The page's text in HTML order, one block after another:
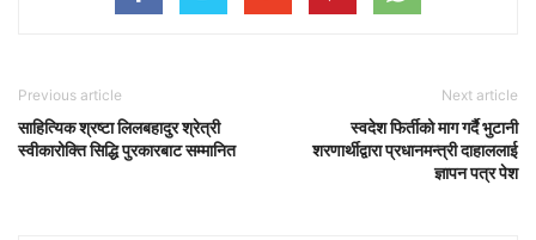
Previous article
साहित्यिक श्रष्टा लिलबहादुर श्रेत्री
स्वीकारोक्ति सिद्धि पुरकारबाट सम्मानित
Next article
स्वदेश फिर्तीको माग गर्दै भुटानी
शरणार्थीद्वारा प्रधानमन्त्री दाहाललाई
ज्ञापन पत्र पेश